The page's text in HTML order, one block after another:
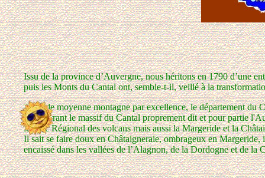
Issu de la province d’Auvergne, nous héritons en 1790 d’une
puis les Monts du Cantal ont, semble-t-il, veillé à la
Terre de moyenne montagne par excellence, le département du
Recouvrant le massif du Cantal proprement dit et pour partie
le Parc Régional des volcans mais aussi la Margeride et la
Il sait se faire doux en Châtaigneraie, ombrageux en Margeride,
encaissé dans les vallées de l’Alagnon, de la Dordogne et de la